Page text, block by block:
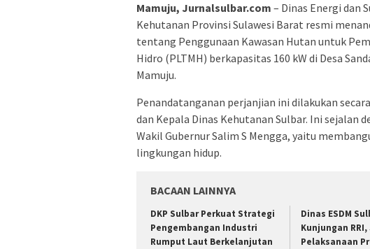
Mamuju, Jurnalsulbar.com – Dinas Energi dan
Kehutanan Provinsi Sulawesi Barat resmi
tentang Penggunaan Kawasan Hutan untuk
Hidro (PLTMH) berkapasitas 160 kW di Desa
Mamuju.
Penandatanganan perjanjian ini dilakukan
dan Kepala Dinas Kehutanan Sulbar. Ini sejalan
Wakil Gubernur Salim S Mengga, yaitu
lingkungan hidup.
BACAAN LAINNYA
DKP Sulbar Perkuat Strategi
Pengembangan Industri
Rumput Laut Berkelanjutan
Dinas ESDM
Kunjungan
Pelaksanaan